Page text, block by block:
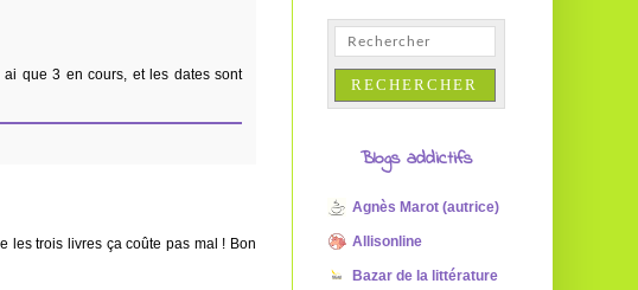
que 3 en cours, et les dates sont
les trois livres ça coûte pas mal ! Bon
Blogs addictifs
Agnès Marot (autrice)
Allisonline
Bazar de la littérature